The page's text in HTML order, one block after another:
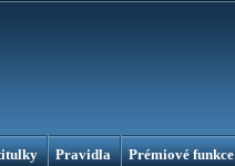
Pravidla Prémiové funkce